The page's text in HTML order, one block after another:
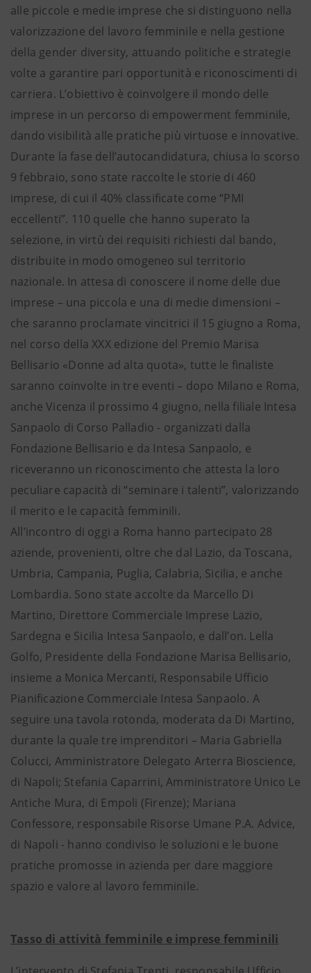
alle piccole e medie imprese che si distinguono nella
valorizzazione del lavoro femminile e nella gestione
della gender diversity, attuando politiche e strategie
volte a garantire pari opportunità e riconoscimenti di
carriera. L’obiettivo è coinvolgere il mondo delle
imprese in un percorso di empowerment femminile,
dando visibilità alle pratiche più virtuose e innovative.
Durante la fase dell’autocandidatura, chiusa lo scorso
9 febbraio, sono state raccolte le storie di 460
imprese, di cui il 40% classificate come “PMI
eccellenti”. 110 quelle che hanno superato la
selezione, in virtù dei requisiti richiesti dal bando,
distribuite in modo omogeneo sul territorio
nazionale. In attesa di conoscere il nome delle due
imprese – una piccola e una di medie dimensioni –
che saranno proclamate vincitrici il 15 giugno a Roma,
nel corso della XXX edizione del Premio Marisa
Bellisario «Donne ad alta quota», tutte le finaliste
saranno coinvolte in tre eventi – dopo Milano e Roma,
anche Vicenza il prossimo 4 giugno, nella filiale Intesa
Sanpaolo di Corso Palladio - organizzati dalla
Fondazione Bellisario e da Intesa Sanpaolo, e
riceveranno un riconoscimento che attesta la loro
peculiare capacità di “seminare i talenti”, valorizzando
il merito e le capacità femminili.
All’incontro di oggi a Roma hanno partecipato 28
aziende, provenienti, oltre che dal Lazio, da Toscana,
Umbria, Campania, Puglia, Calabria, Sicilia, e anche
Lombardia. Sono state accolte da Marcello Di
Martino, Direttore Commerciale Imprese Lazio,
Sardegna e Sicilia Intesa Sanpaolo, e dall’on. Lella
Golfo, Presidente della Fondazione Marisa Bellisario,
insieme a Monica Mercanti, Responsabile Ufficio
Pianificazione Commerciale Intesa Sanpaolo. A
seguire una tavola rotonda, moderata da Di Martino,
durante la quale tre imprenditori – Maria Gabriella
Colucci, Amministratore Delegato Arterra Bioscience,
di Napoli; Stefania Caparrini, Amministratore Unico Le
Antiche Mura, di Empoli (Firenze); Mariana
Confessore, responsabile Risorse Umane P.A. Advice,
di Napoli - hanno condiviso le soluzioni e le buone
pratiche promosse in azienda per dare maggiore
spazio e valore al lavoro femminile.
Tasso di attività femminile e imprese femminili